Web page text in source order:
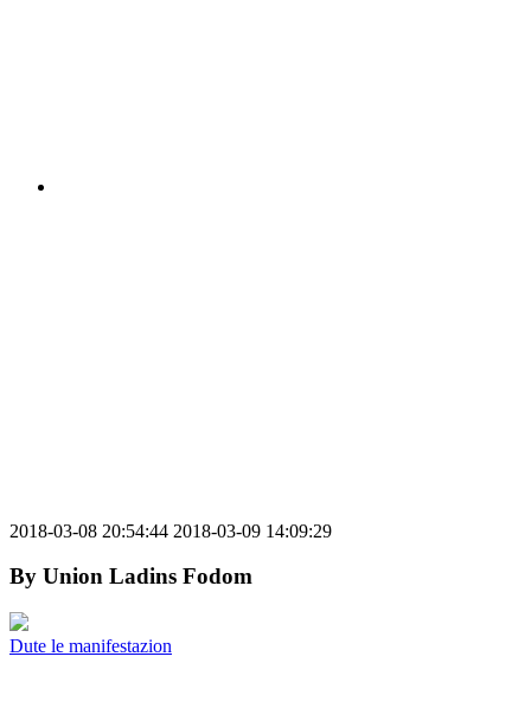
2018-03-08 20:54:44 2018-03-09 14:09:29
By Union Ladins Fodom
Dute le manifestazion